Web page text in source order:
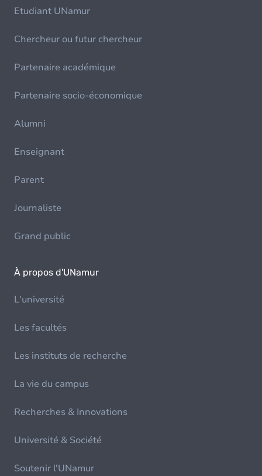
Etudiant UNamur
Chercheur ou futur chercheur
Partenaire académique
Partenaire socio-économique
Alumni
Enseignant
Parent
Journaliste
Grand public
À propos d'UNamur
L'université
Les facultés
Les instituts de recherche
La vie du campus
Recherches & Innovations
Université & Société
Soutenir l'UNamur